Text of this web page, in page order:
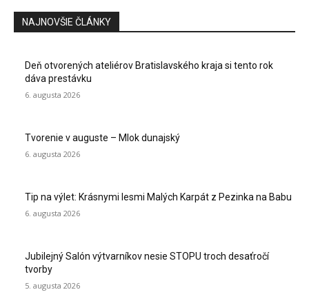
NAJNOVŠIE ČLÁNKY
Deň otvorených ateliérov Bratislavského kraja si tento rok
dáva prestávku
6. augusta 2026
Tvorenie v auguste – Mlok dunajský
6. augusta 2026
Tip na výlet: Krásnymi lesmi Malých Karpát z Pezinka na Babu
6. augusta 2026
Jubilejný Salón výtvarníkov nesie STOPU troch desaťročí
tvorby
5. augusta 2026